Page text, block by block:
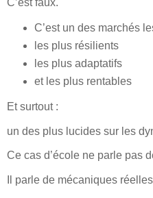
C’est faux.
C’est un des marchés
les plus résilients
les plus adaptatifs
et les plus rentables
Et surtout :
un des plus lucides sur les
Ce cas d’école ne parle pas
Il parle de mécaniques réelles